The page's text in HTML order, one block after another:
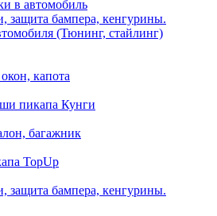
в автомобиль
защита бампера, кенгурины.
(Тюнинг, стайлинг)
капота
пикапа Кунги
багажник
TopUp
защита бампера, кенгурины.